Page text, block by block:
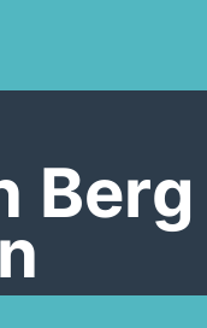
Berg